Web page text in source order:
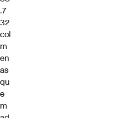
.7
32
col
m
en
as
qu
e
m